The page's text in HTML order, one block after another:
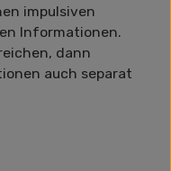
impulsiven
Informationen.
dann
auch separat